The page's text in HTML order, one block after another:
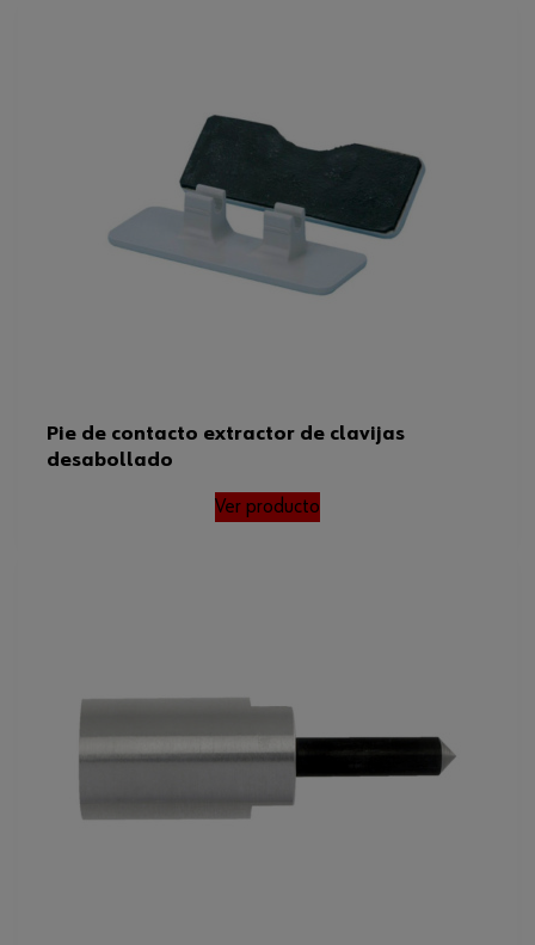
Pie de contacto extractor de clavijas
desabollado
Ver producto